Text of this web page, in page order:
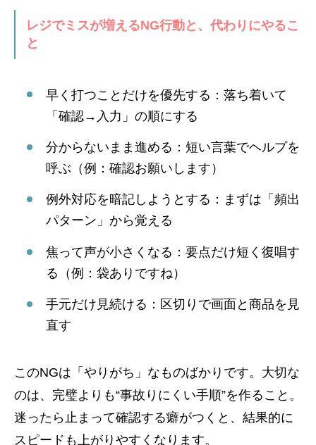
レジでミスが増えるNG行動と、代わりにやるこ
と
早く打つことだけを優先する：落ち着いて
「確認→入力」の順にする
分からないまま進める：短い言葉でヘルプを
呼ぶ（例：確認お願いします）
例外対応を暗記しようとする：まずは「頻出
パターン」から覚える
焦って声が小さくなる：要点だけ短く復唱す
る（例：袋ありですね）
手元だけ見続ける：区切りで画面と商品を見
直す
このNGは「やりがち」なものばかりです。大切な
のは、完璧よりも“事故りにくい手順”を作ること。
迷ったら止まって確認する癖がつくと、結果的に
スピードも上がりやすくなります。